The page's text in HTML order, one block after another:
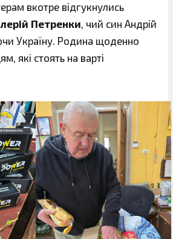
вкотре відгукнулись
Петренки, чий син Андрій
Україну. Родина щоденно
які стоять на варті